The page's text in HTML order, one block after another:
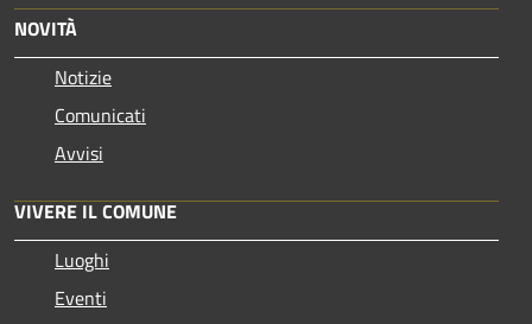
NOVITÀ
Notizie
Comunicati
Avvisi
VIVERE IL COMUNE
Luoghi
Eventi